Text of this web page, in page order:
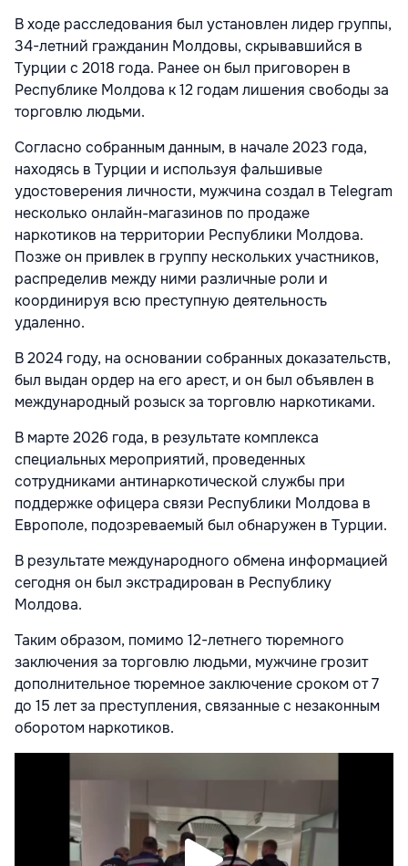
В ходе расследования был установлен лидер группы,
34-летний гражданин Молдовы, скрывавшийся в
Турции с 2018 года. Ранее он был приговорен в
Республике Молдова к 12 годам лишения свободы за
торговлю людьми.
Согласно собранным данным, в начале 2023 года,
находясь в Турции и используя фальшивые
удостоверения личности, мужчина создал в Telegram
несколько онлайн-магазинов по продаже
наркотиков на территории Республики Молдова.
Позже он привлек в группу нескольких участников,
распределив между ними различные роли и
координируя всю преступную деятельность
удаленно.
В 2024 году, на основании собранных доказательств,
был выдан ордер на его арест, и он был объявлен в
международный розыск за торговлю наркотиками.
В марте 2026 года, в результате комплекса
специальных мероприятий, проведенных
сотрудниками антинаркотической службы при
поддержке офицера связи Республики Молдова в
Европоле, подозреваемый был обнаружен в Турции.
В результате международного обмена информацией
сегодня он был экстрадирован в Республику
Молдова.
Таким образом, помимо 12-летнего тюремного
заключения за торговлю людьми, мужчине грозит
дополнительное тюремное заключение сроком от 7
до 15 лет за преступления, связанные с незаконным
оборотом наркотиков.